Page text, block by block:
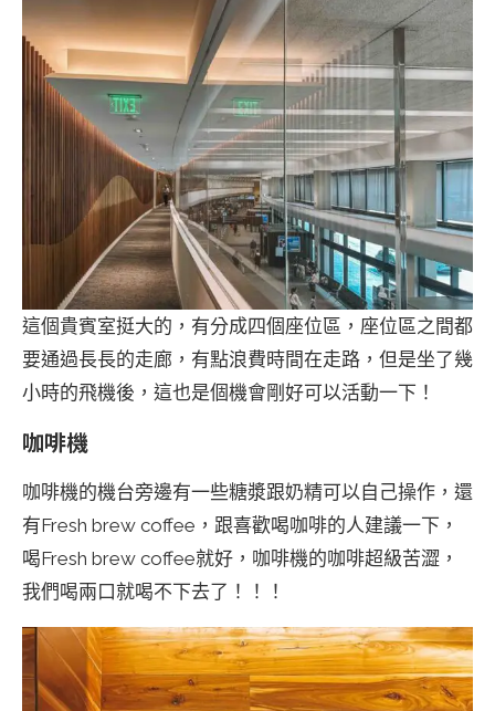
這個貴賓室挺大的，有分成四個座位區，座位區之間都
要通過長長的走廊，有點浪費時間在走路，但是坐了幾
小時的飛機後，這也是個機會剛好可以活動一下！
咖啡機
咖啡機的機台旁邊有一些糖漿跟奶精可以自己操作，還
有Fresh brew coffee，跟喜歡喝咖啡的人建議一下，
喝Fresh brew coffee就好，咖啡機的咖啡超級苦澀，
我們喝兩口就喝不下去了！！！